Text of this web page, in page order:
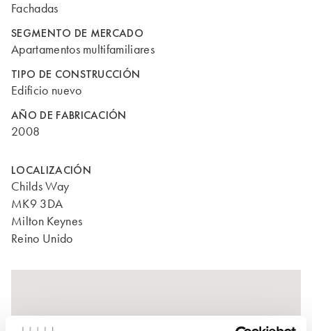
Fachadas
SEGMENTO DE MERCADO
Apartamentos multifamiliares
TIPO DE CONSTRUCCIÓN
Edificio nuevo
AÑO DE FABRICACIÓN
2008
LOCALIZACIÓN
Childs Way
MK9 3DA
Milton Keynes
Reino Unido